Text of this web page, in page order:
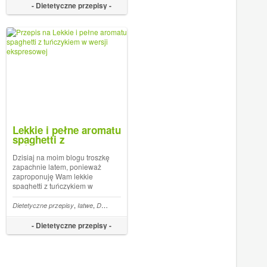
meksykańsku w wersji fit.
Dania meksykańskie
- Dietetyczne przepisy -
fit
Kasza jaglana przepisy,Maliny przepisy fit
,200 kcal,Dietetyczne kolacje
Lekkie i pełne aromatu
spaghetti z
tuńczykiem w wersji
ekspresowej
Dzisiaj na moim blogu troszkę
zapachnie latem, ponieważ
zaproponuję Wam lekkie
spaghetti z tuńczykiem w
aromatycznych
śródziemnomorskich
przyprawach:) Będzie
wyjątkowo smacznie,
ekspresowo i oczywiście
- Dietetyczne przepisy -
Dietetyczne przepisy, łatwe, Dietetyczne obiady